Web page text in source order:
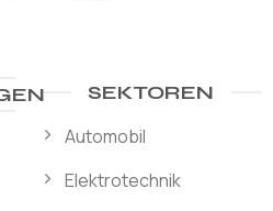
SEKTOREN
Automobil
Elektrotechnik